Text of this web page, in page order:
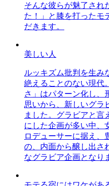
そんな彼らが魅了され
た！」と膝を打ったモ
だきます。
美しい人
ルッキズム批判を生み
絶えることのない現代
さ」はパターン化し、
思いから、新しいグラ
ました。グラビアと言
にした企画が多い中、
ロデューサーに据え、
の、内面から醸し出さ
なグラビア企画となり